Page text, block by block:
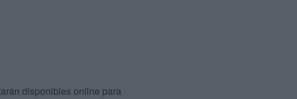
disponibles online para